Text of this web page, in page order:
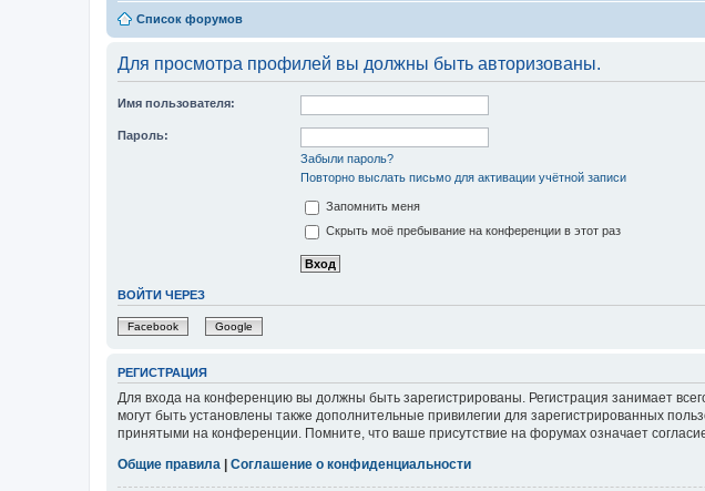
Список форумов
Для просмотра профилей вы должны быть авторизованы.
Имя пользователя:
Пароль:
Забыли пароль?
Повторно выслать письмо для активации учётной записи
Запомнить меня
Скрыть моё пребывание на конференции в этот раз
ВОЙТИ ЧЕРЕЗ
Facebook Google
РЕГИСТРАЦИЯ
Для входа на конференцию вы должны быть зарегистрированы. Регистрация занимает
могут быть установлены также дополнительные привилегии для зарегистрированных
принятыми на конференции. Помните, что ваше присутствие на форумах означает
Общие правила
Соглашение о конфиденциальности